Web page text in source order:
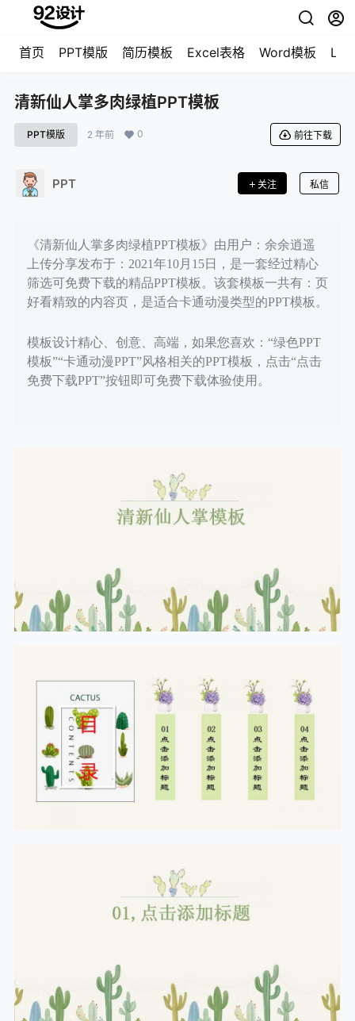
首页 PPT模版 简历模板 Excel表格 Word模板
清新仙人掌多肉绿植PPT模板
PPT模版 2 年前 0 前往下载
PPT 关注 私信
《清新仙人掌多肉绿植PPT模板》由用户：余余逍遥
上传分享发布于：2021年10月15日，是一套经过精心
筛选可免费下载的精品PPT模板。该套模板一共有：页
好看精致的内容页，是适合卡通动漫类型的PPT模板。
模板设计精心、创意、高端，如果您喜欢：“绿色PPT
模板”“卡通动漫PPT”风格相关的PPT模板，点击“点击
免费下载PPT”按钮即可免费下载体验使用。